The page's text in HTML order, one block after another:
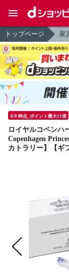
トップページ 家
8/8 時点_ポイント最大11倍
ロイヤルコペンハ
Copenhagen
カトラリー】【ギ